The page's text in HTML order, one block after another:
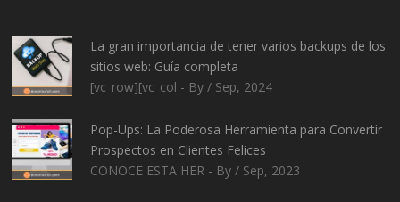
La gran importancia de tener varios backups de los
sitios web: Guía completa
[vc_row][vc_col - By / Sep, 2024
Pop-Ups: La Poderosa Herramienta para Convertir
Prospectos en Clientes Felices
CONOCE ESTA HER - By / Sep, 2023